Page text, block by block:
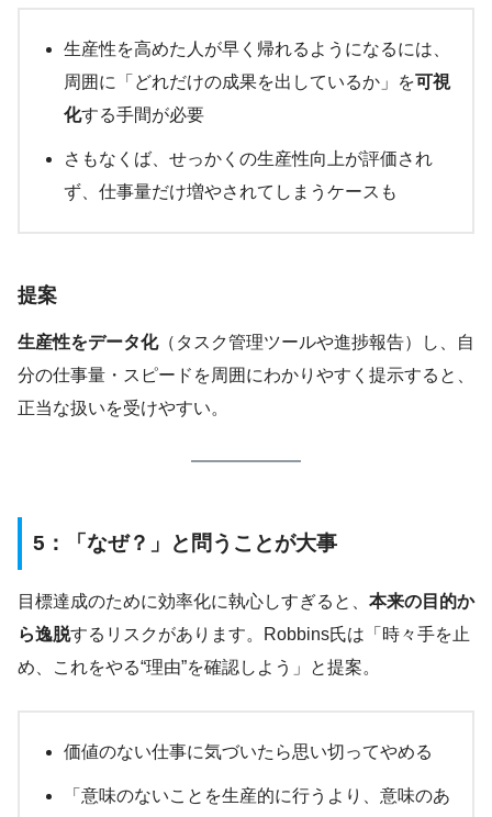
生産性を高めた人が早く帰れるようになるには、
周囲に「どれだけの成果を出しているか」を可視
化する手間が必要
さもなくば、せっかくの生産性向上が評価され
ず、仕事量だけ増やされてしまうケースも
提案
生産性をデータ化（タスク管理ツールや進捗報告）し、自
分の仕事量・スピードを周囲にわかりやすく提示すると、
正当な扱いを受けやすい。
5：「なぜ？」と問うことが大事
目標達成のために効率化に執心しすぎると、 本来の目的か
ら逸脱するリスクがあります。Robbins氏は「時々手を止
め、これをやる“理由”を確認しよう」と提案。
価値のない仕事に気づいたら思い切ってやめる
「意味のないことを生産的に行うより、意味のあ